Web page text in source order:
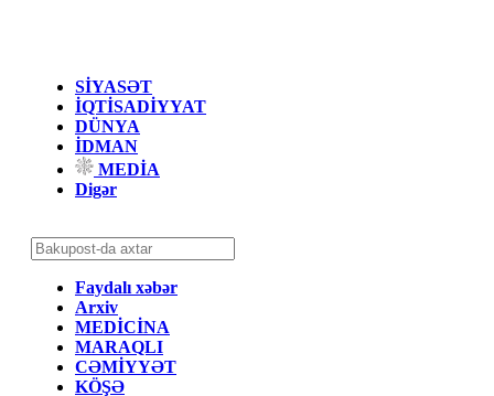
SİYASƏT
İQTİSADİYYAT
DÜNYA
İDMAN
MEDİA
Digər
Faydalı xəbər
Arxiv
MEDİCİNA
MARAQLI
CƏMİYYƏT
KÖŞƏ